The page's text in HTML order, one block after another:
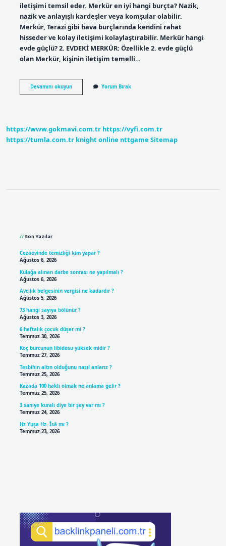
iletişimi temsil eder. Merkür en iyi hangi burçta? Nazik,
nazik ve anlayışlı kardeşler veya komşular olabilir.
Merkür, Terazi gibi hava burçlarında kendini rahat
hisseder ve kolay iletişimi kolaylaştırabilir. Merkür hangi
evde güçlü? 2. EVDEKİ MERKÜR: Özellikle 2. evde güçlü
olan Merkür, kişinin iletişim temelli…
Devamını okuyunDoğum
Haritasında
Yorum Bırak
https://www.gokmavi.com.tr https://vyfi.com.tr
https://tumla.com.tr knight online nttgame Sitemap
Son Yazılar
Cezaevinde temizliği kim yapar ?
Ağustos 6, 2026
Kulağa alınan darbe sonrası ne yapılmalı ?
Ağustos 6, 2026
Avcılık belgesinin vergisi ne kadardır ?
Ağustos 5, 2026
73 hangi sayıya bölünür ?
Ağustos 3, 2026
6 haftalık çocuk düşer mi ?
Temmuz 30, 2026
Koç burcunun libidosu yüksek midir ?
Temmuz 27, 2026
Tesbihin altın olduğunu nasıl anlarız ?
Temmuz 25, 2026
Kazada 100 haklı olmak ne anlama gelir ?
Temmuz 25, 2026
3 saniye kuralı diye bir şey var mı ?
Temmuz 24, 2026
Hz Yuşa Hz. Îsâ mı ?
Temmuz 23, 2026